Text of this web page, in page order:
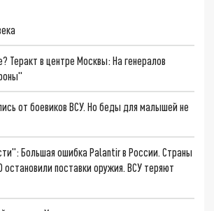
Теракт в центре Москвы: На генералов
от боевиков ВСУ. Но беды для малышей не
Большая ошибка Palantir в России. Страны
остановили поставки оружия. ВСУ теряют